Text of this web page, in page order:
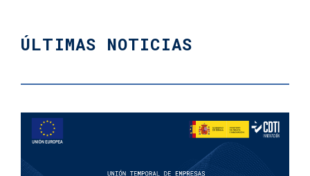
ÚLTIMAS NOTICIAS